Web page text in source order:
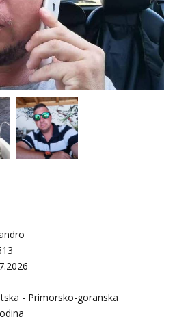
- Kod: #108
min
- Kod: #123
min
- Primorsko-goranska